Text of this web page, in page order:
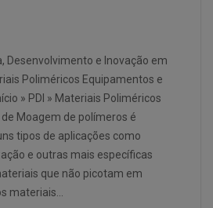
Desenvolvimento e Inovação em
Poliméricos Equipamentos e
» PDI » Materiais Poliméricos
Moagem de polímeros é
tipos de aplicações como
e outras mais específicas
que não picotam em
materiais…